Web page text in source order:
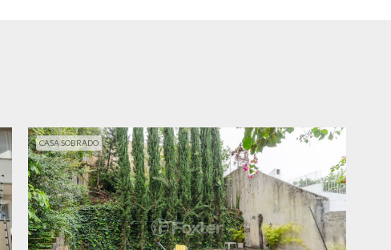
CASA SOBRADO